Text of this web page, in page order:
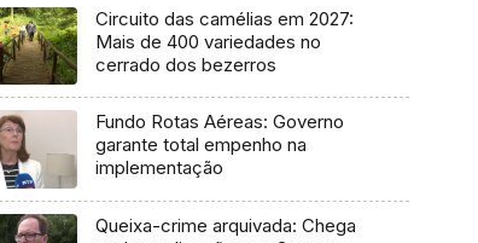
Circuito das camélias em 2027:
Mais de 400 variedades no
cerrado dos bezerros
Fundo Rotas Aéreas: Governo
garante total empenho na
implementação
Queixa-crime arquivada: Chega